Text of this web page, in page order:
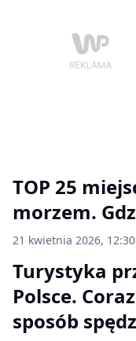
TOP 25
morzem.
21 kwietnia 2026, 12:30
Turystyka
Polsce.
sposób